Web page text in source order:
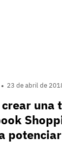
23 de abril de
crear una